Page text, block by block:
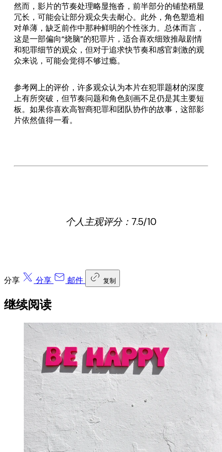
然而，影片的节奏处理略显拖沓，前半部分的铺垫稍显
冗长，可能会让部分观众失去耐心。此外，角色塑造相
对单薄，缺乏前作中那种鲜明的个性张力。总体而言，
这是一部偏向“烧脑”的犯罪片，适合喜欢细致推敲剧情
和犯罪细节的观众，但对于追求快节奏和感官刺激的观
众来说，可能会觉得不够过瘾。
参考网上的评价，许多观众认为本片在犯罪题材的深度
上有所突破，但节奏问题和角色刻画不足仍是其主要短
板。如果你喜欢高智商犯罪和团队协作的故事，这部影
片依然值得一看。
个人主观评分：7.5/10
分享 分享 邮件 复制
继续阅读